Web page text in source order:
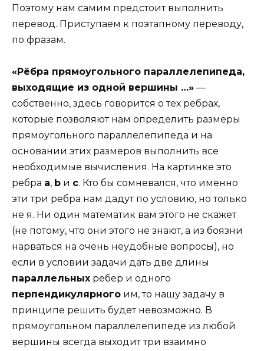
Поэтому нам самим предстоит выполнить
перевод. Приступаем к поэтапному переводу,
по фразам.
«Рёбра прямоугольного параллелепипеда,
выходящие из одной вершины …» —
собственно, здесь говорится о тех ребрах,
которые позволяют нам определить размеры
прямоугольного параллелепипеда и на
основании этих размеров выполнить все
необходимые вычисления. На картинке это
ребра a, b и c. Кто бы сомневался, что именно
эти три ребра нам дадут по условию, но только
не я. Ни один математик вам этого не скажет
(не потому, что они этого не знают, а из боязни
нарваться на очень неудобные вопросы), но
если в условии задачи дать две длины
параллельных ребер и одного
перпендикулярного им, то нашу задачу в
принципе решить будет невозможно. В
прямоугольном параллелепипеде из любой
вершины всегда выходит три взаимно